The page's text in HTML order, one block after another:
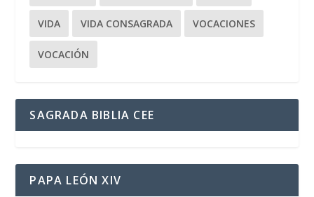
VIDA VIDA CONSAGRADA VOCACIONES
VOCACIÓN
SAGRADA BIBLIA CEE
PAPA LEÓN XIV